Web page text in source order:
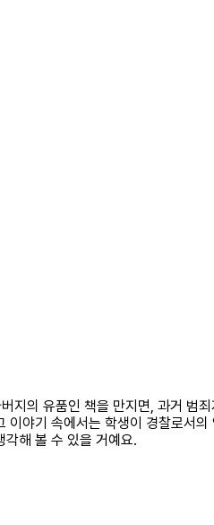
지의 유품인 책을 만지면, 과거
야기 속에서는 학생이 경찰로서
해 볼 수 있을 거예요.